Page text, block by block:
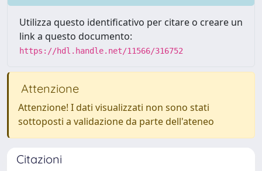
Utilizza questo identificativo per citare o creare un
link a questo documento:
https://hdl.handle.net/11566/316752
Attenzione
Attenzione! I dati visualizzati non sono stati
sottoposti a validazione da parte dell'ateneo
Citazioni